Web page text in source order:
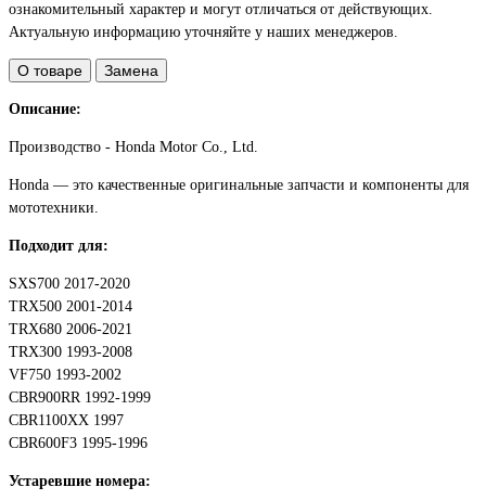
ознакомительный характер и могут отличаться от действующих.
Актуальную информацию уточняйте у наших менеджеров.
О товаре Замена
Описание:
Производство - Honda Motor Co., Ltd.
Honda — это качественные оригинальные запчасти и компоненты для
мототехники.
Подходит для:
SXS700 2017-2020
TRX500 2001-2014
TRX680 2006-2021
TRX300 1993-2008
VF750 1993-2002
CBR900RR 1992-1999
CBR1100XX 1997
CBR600F3 1995-1996
Устаревшие номера: